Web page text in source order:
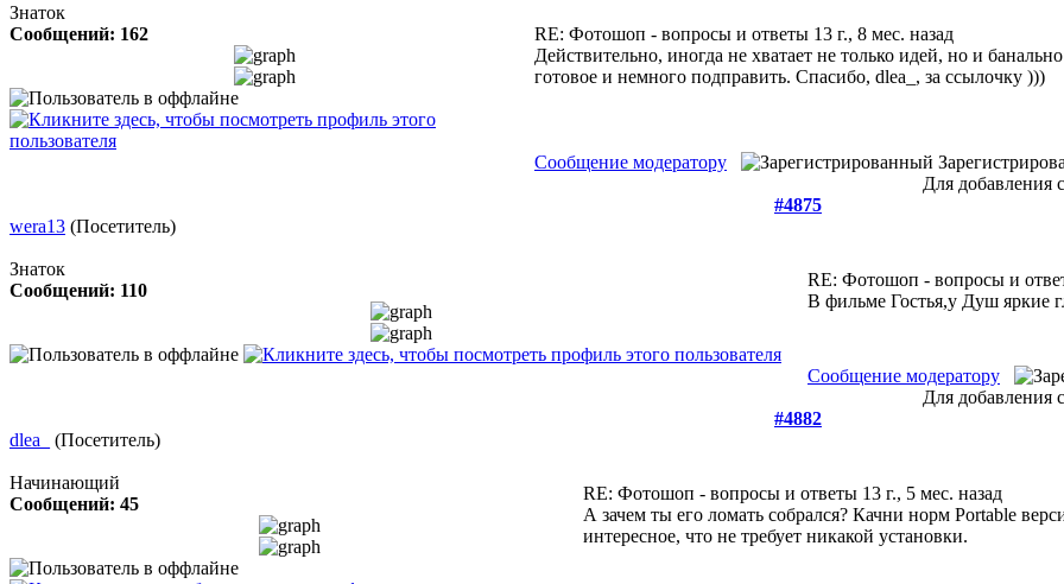
Знаток
Сообщений: 162
RE: Фотошоп - вопросы и ответы 13 г., 8 мес. назад
Действительно, иногда не хватает не только идей, но и
готовое и немного подправить. Спасибо, dlea_, за ссылочку )))
Сообщение модератору
Для добавления
#4875
wera13 (Посетитель)
Знаток
Сообщений: 110
RE: Фотошоп - вопросы и
В фильме Гостья,у Душ яркие
Сообщение модератору
Для добавления
#4882
dlea_
(Посетитель)
Начинающий
Сообщений: 45
RE: Фотошоп - вопросы и ответы 13 г., 5 мес. назад
А зачем ты его ломать собрался? Качни норм Portable
интересное, что не требует никакой установки.